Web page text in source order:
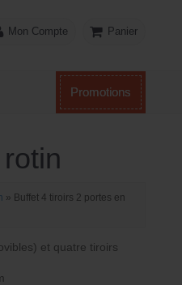
Mon Compte Panier
Promotions
» Buffet 4 tiroirs 2 portes en
et quatre tiroirs